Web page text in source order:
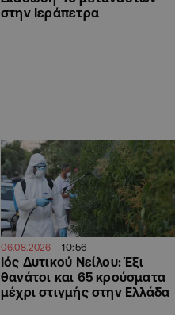
στην Ιεράπετρα
06.08.2026 10:56
Ιός Δυτικού Νείλου: Έξι
θανάτοι και 65 κρούσματα
μέχρι στιγμής στην Ελλάδα